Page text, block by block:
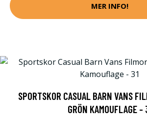
MER INFO!
SPORTSKOR CASUAL BARN VANS
GRÖN KAMOUFLAGE -